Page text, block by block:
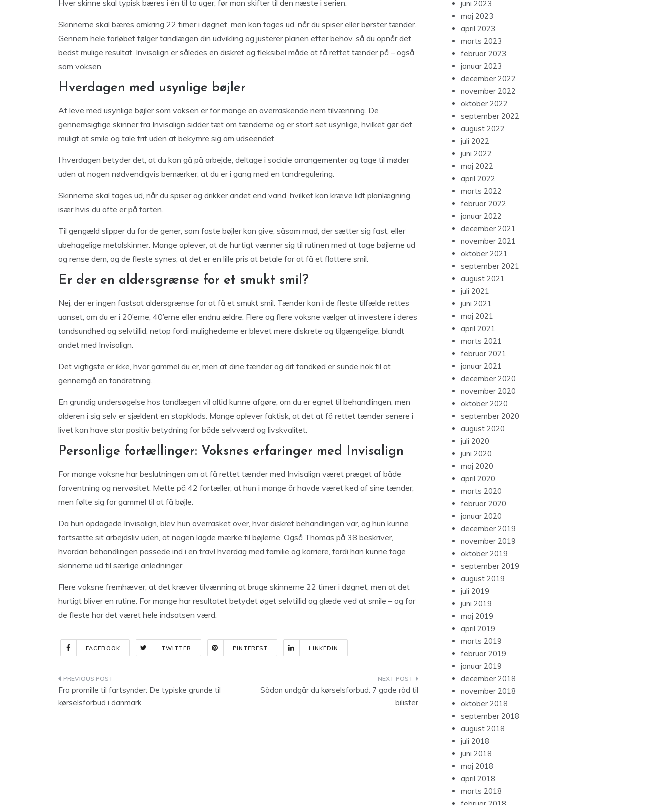
Hver skinne skal typisk bæres i én til to uger, før man skifter til den næste i serien.
Skinnerne skal bæres omkring 22 timer i døgnet, men kan tages ud, når du spiser eller børster tænder.
Gennem hele forløbet følger tandlægen din udvikling og justerer planen efter behov, så du opnår det
bedst mulige resultat. Invisalign er således en diskret og fleksibel måde at få rettet tænder på – også
som voksen.
Hverdagen med usynlige bøjler
At leve med usynlige bøjler som voksen er for mange en overraskende nem tilvænning. De
gennemsigtige skinner fra Invisalign sidder tæt om tænderne og er stort set usynlige, hvilket gør det
muligt at smile og tale frit uden at bekymre sig om udseendet.
I hverdagen betyder det, at du kan gå på arbejde, deltage i sociale arrangementer og tage til møder
uden at nogen nødvendigvis bemærker, at du er i gang med en tandregulering.
Skinnerne skal tages ud, når du spiser og drikker andet end vand, hvilket kan kræve lidt planlægning,
især hvis du ofte er på farten.
Til gengæld slipper du for de gener, som faste bøjler kan give, såsom mad, der sætter sig fast, eller
ubehagelige metalskinner. Mange oplever, at de hurtigt vænner sig til rutinen med at tage bøjlerne ud
og rense dem, og de fleste synes, at det er en lille pris at betale for at få et flottere smil.
Er der en aldersgrænse for et smukt smil?
Nej, der er ingen fastsat aldersgrænse for at få et smukt smil. Tænder kan i de fleste tilfælde rettes
uanset, om du er i 20’erne, 40’erne eller endnu ældre. Flere og flere voksne vælger at investere i deres
tandsundhed og selvtillid, netop fordi mulighederne er blevet mere diskrete og tilgængelige, blandt
andet med Invisalign.
Det vigtigste er ikke, hvor gammel du er, men at dine tænder og dit tandkød er sunde nok til at
gennemgå en tandretning.
En grundig undersøgelse hos tandlægen vil altid kunne afgøre, om du er egnet til behandlingen, men
alderen i sig selv er sjældent en stopklods. Mange oplever faktisk, at det at få rettet tænder senere i
livet kan have stor positiv betydning for både selvværd og livskvalitet.
Personlige fortællinger: Voksnes erfaringer med Invisalign
For mange voksne har beslutningen om at få rettet tænder med Invisalign været præget af både
forventning og nervøsitet. Mette på 42 fortæller, at hun i mange år havde været ked af sine tænder,
men følte sig for gammel til at få bøjle.
Da hun opdagede Invisalign, blev hun overrasket over, hvor diskret behandlingen var, og hun kunne
fortsætte sit arbejdsliv uden, at nogen lagde mærke til bøjlerne. Også Thomas på 38 beskriver,
hvordan behandlingen passede ind i en travl hverdag med familie og karriere, fordi han kunne tage
skinnerne ud til særlige anledninger.
Flere voksne fremhæver, at det kræver tilvænning at bruge skinnerne 22 timer i døgnet, men at det
hurtigt bliver en rutine. For mange har resultatet betydet øget selvtillid og glæde ved at smile – og for
de fleste har det været hele indsatsen værd.
FACEBOOK TWITTER PINTEREST LINKEDIN
Indlægsnavigation
Fra promille til fartsynder: De typiske grunde til
kørselsforbud i danmark
Sådan undgår du kørselsforbud: 7 gode råd til
bilister
juni 2023
maj 2023
april 2023
marts 2023
februar 2023
januar 2023
december 2022
november 2022
oktober 2022
september 2022
august 2022
juli 2022
juni 2022
maj 2022
april 2022
marts 2022
februar 2022
januar 2022
december 2021
november 2021
oktober 2021
september 2021
august 2021
juli 2021
juni 2021
maj 2021
april 2021
marts 2021
februar 2021
januar 2021
december 2020
november 2020
oktober 2020
september 2020
august 2020
juli 2020
juni 2020
maj 2020
april 2020
marts 2020
februar 2020
januar 2020
december 2019
november 2019
oktober 2019
september 2019
august 2019
juli 2019
juni 2019
maj 2019
april 2019
marts 2019
februar 2019
januar 2019
december 2018
november 2018
oktober 2018
september 2018
august 2018
juli 2018
juni 2018
maj 2018
april 2018
marts 2018